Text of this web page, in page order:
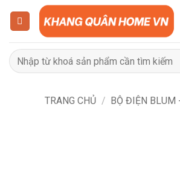
dungTìm
kiếm:
TRANG CHỦ / BỘ ĐIỆN BLUM